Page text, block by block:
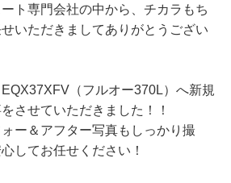
ト専門会社の中から、チカラもち
いただきましてありがとうござい
（フルオー370L）へ新規
させていただきました！！
ー＆アフター写真もしっかり撮
してお任せください！